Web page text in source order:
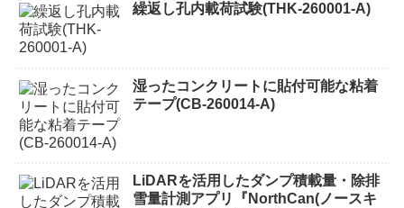
繰返し孔内載荷試験(THK-260001-A)
湿ったコンクリートに貼付可能な粘着
テープ(CB-260014-A)
LiDARを活用したダンプ積載量・除排
雪量計測アプリ『NorthCan(ノースキ